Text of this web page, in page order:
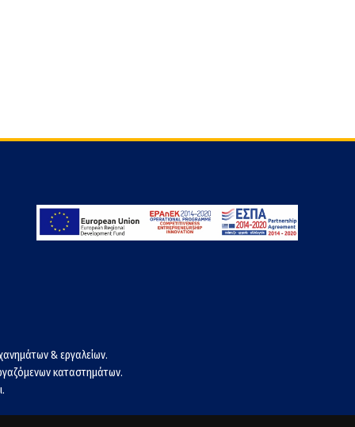
& εργαλείων.
καταστημάτων.